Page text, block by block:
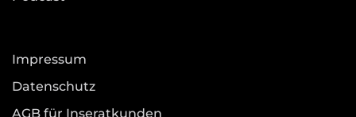
Impressum
Datenschutz
AGB für Inseratkunden